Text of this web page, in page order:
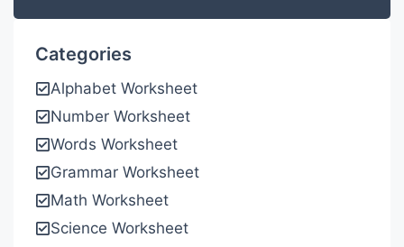
Categories
Alphabet Worksheet
Number Worksheet
Words Worksheet
Grammar Worksheet
Math Worksheet
Science Worksheet